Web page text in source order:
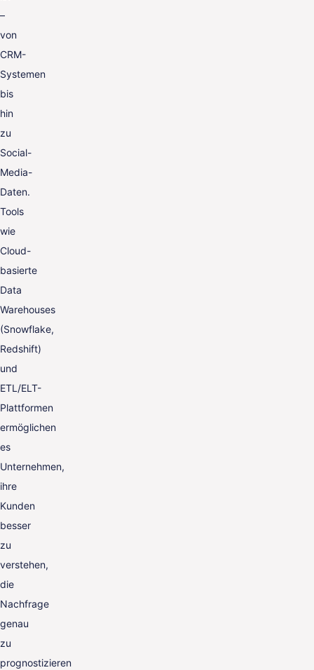
–
von
CRM-
Systemen
bis
hin
zu
Social-
Media-
Daten.
Tools
wie
Cloud-
basierte
Data
Warehouses
(Snowflake,
Redshift)
und
ETL/ELT-
Plattformen
ermöglichen
es
Unternehmen,
ihre
Kunden
besser
zu
verstehen,
die
Nachfrage
genau
zu
prognostizieren